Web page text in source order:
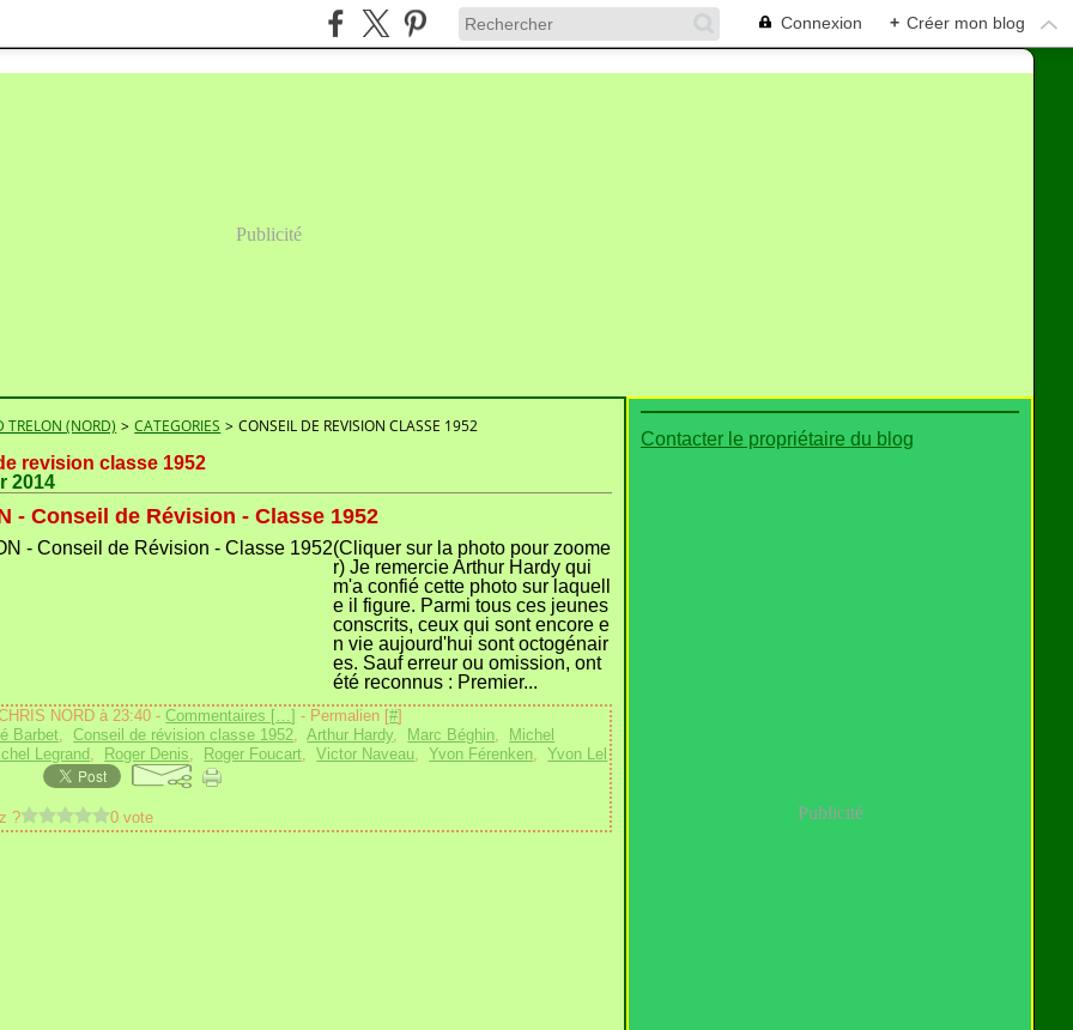
Connexion + Créer mon blog
Publicité
TRELON (NORD) > CATEGORIES > CONSEIL DE REVISION CLASSE 1952
revision classe 1952
2014
- Conseil de Révision - Classe 1952
(Cliquer sur la photo pour zoome
r) Je remercie Arthur Hardy qui
m'a confié cette photo sur laquell
e il figure. Parmi tous ces jeunes
conscrits, ceux qui sont encore e
n vie aujourd'hui sont octogénair
es. Sauf erreur ou omission, ont
été reconnus : Premier...
NORD à 23:40 -Commentaires […] - Permalien [#]
Barbet,Conseil de révision classe 1952,Arthur Hardy, Marc Béghin,
Michel
Legrand, Roger Denis, Roger Foucart,Victor Naveau,Yvon Férenken,Yvon Lel
? 0 vote
Contacter le propriétaire du blog
Publicité